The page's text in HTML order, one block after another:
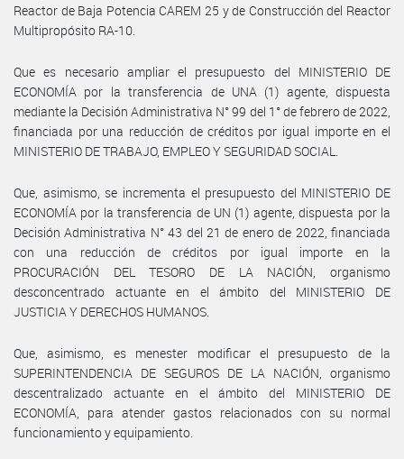
Reactor de Baja Potencia CAREM 25 y de Construcción del Reactor
Multipropósito RA-10.
Que es necesario ampliar el presupuesto del MINISTERIO DE
ECONOMÍA por la transferencia de UNA (1) agente, dispuesta
mediante la Decisión Administrativa N° 99 del 1° de febrero de 2022,
financiada por una reducción de créditos por igual importe en el
MINISTERIO DE TRABAJO, EMPLEO Y SEGURIDAD SOCIAL.
Que, asimismo, se incrementa el presupuesto del MINISTERIO DE
ECONOMÍA por la transferencia de UN (1) agente, dispuesta por la
Decisión Administrativa N° 43 del 21 de enero de 2022, financiada
con una reducción de créditos por igual importe en la
PROCURACIÓN DEL TESORO DE LA NACIÓN, organismo
desconcentrado actuante en el ámbito del MINISTERIO DE
JUSTICIA Y DERECHOS HUMANOS.
Que, asimismo, es menester modificar el presupuesto de la
SUPERINTENDENCIA DE SEGUROS DE LA NACIÓN, organismo
descentralizado actuante en el ámbito del MINISTERIO DE
ECONOMÍA, para atender gastos relacionados con su normal
funcionamiento y equipamiento.